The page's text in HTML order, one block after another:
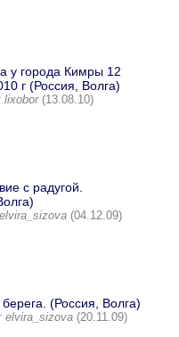
у города Кимры 12
г (Россия, Волга)
lixobor(13.08.10)
с радугой.
elvira_sizova (04.12.09)
(Россия, Волга)
elvira_sizova (20.11.09)